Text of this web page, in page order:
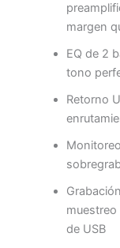
margen
EQ de 2
tono
Retorno
de USB